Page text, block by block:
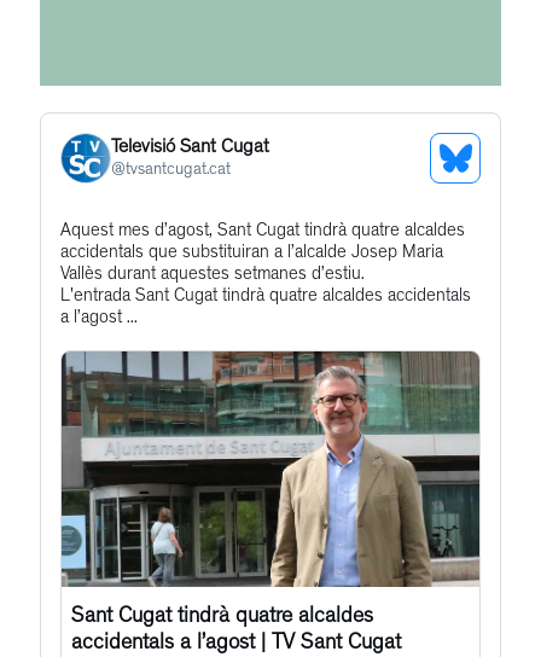
Televisió Sant Cugat
@tvsantcugat.cat
See
Profile
Get
to
this
post
Aquest mes d’agost, Sant Cugat tindrà quatre alcaldes
accidentals que substituiran a l’alcalde Josep Maria
Vallès durant aquestes setmanes d’estiu.
L'entrada Sant Cugat tindrà quatre alcaldes accidentals
a l’agost ...
Sant Cugat tindrà quatre alcaldes
accidentals a l’agost | TV Sant Cugat